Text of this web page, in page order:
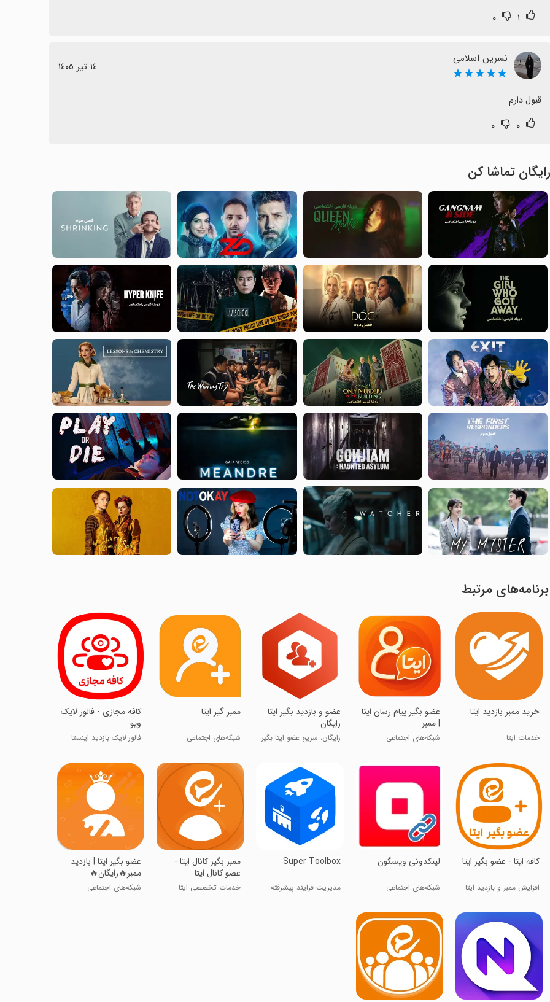
۱ ۰
نسرین اسلامی
★★★★★ ١٤ تیر ١٤٠٥
قبول دارم
۰ ۰
رایگان تماشا کن
برنامه‌های مرتبط
‏خرید ممبر بازدید ایتا
خدمات ایتا
‏‏عضو بگیر پیام رسان ایتا
| ممبر
شبکه‌های اجتماعی
‏‏عضو و بازدید بگیر ایتا
رایگان
رایگان، سریع عضو ایتا بگیر
ممبر گیر ایتا
شبکه‌های اجتماعی
‏‏‏کافه مجازی - فالور لایک
ویو
فالور لایک بازدید اینستا
‏‏‏کافه ایتا - عضو بگیر ایتا
افزایش ممبر و بازدید ایتا
لینکدونی ویسگون
شبکه‌های اجتماعی
Super Toolbox
مدیریت فرایند پیشرفته
‏ممبر بگیر کانال ایتا -
عضو کانال ایتا
خدمات تخصصی ایتا
عضو بگیر ایتا | بازدید
ممبر🔥رایگان🔥
شبکه‌های اجتماعی